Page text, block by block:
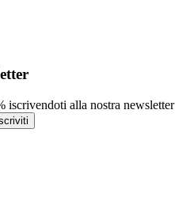
iscrivendoti alla nostra newsletter